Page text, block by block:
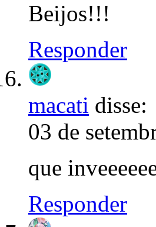
Beijos!!!
Responder
macati disse:
03 de
que
Responder